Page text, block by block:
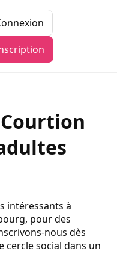
intéressants à
pour des
nous dès
social dans un